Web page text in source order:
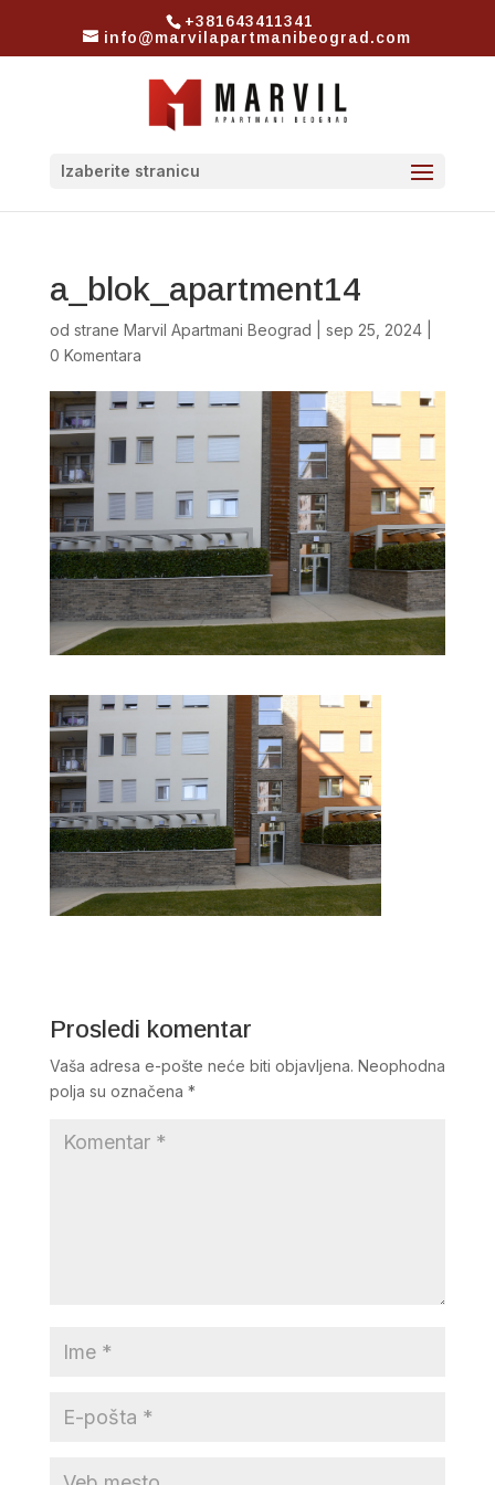
+381643411341
info@marvilapartmanibeograd.com
Izaberite stranicu
a_blok_apartment14
od strane Marvil Apartmani Beograd sep 25, 2024|
0 Komentara
Prosledi komentar
Vaša adresa e-pošte neće biti objavljena. Neophodna
polja su označena *